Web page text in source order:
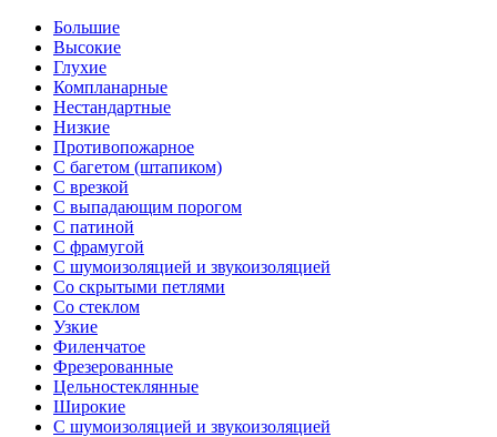
Большие
Высокие
Глухие
Компланарные
Нестандартные
Низкие
Противопожарное
С багетом (штапиком)
С врезкой
С выпадающим порогом
С патиной
С фрамугой
С шумоизоляцией и звукоизоляцией
Со скрытыми петлями
Со стеклом
Узкие
Филенчатое
Фрезерованные
Цельностеклянные
Широкие
С шумоизоляцией и звукоизоляцией